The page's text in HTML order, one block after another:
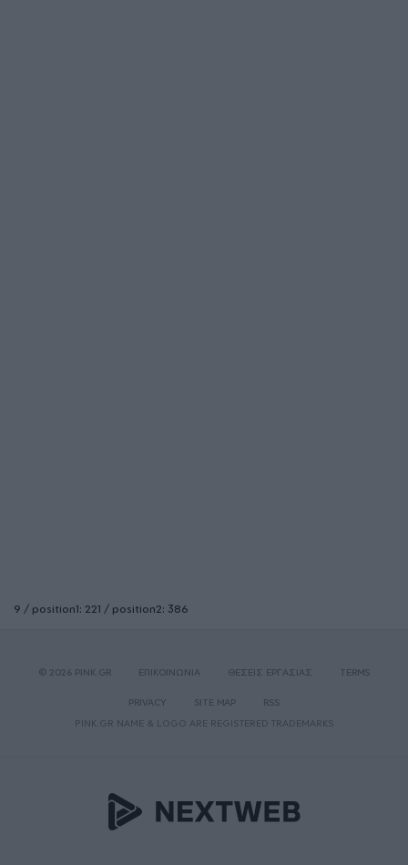
9 / position1: 221 / position2: 386
© 2026 PINK.GR ΕΠΙΚΟΙΝΩΝΙΑ ΘΕΣΕΙΣ ΕΡΓΑΣΙΑΣ TERMS
PRIVACY SITE MAP
RSS
PINK.GR NAME & LOGO ARE REGISTERED TRADEMARKS